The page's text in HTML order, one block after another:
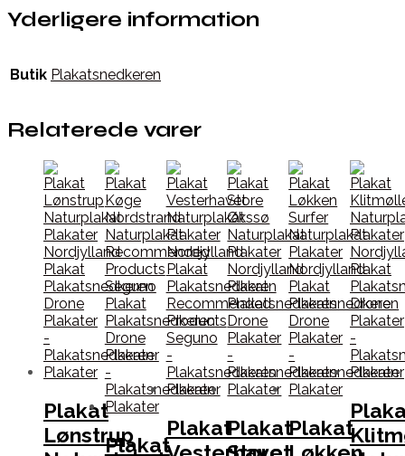
Yderligere information
Butik Plakatsnedkeren
Relaterede varer
Plakat
LønstrupPlakat
PlakatPlakatPlakat